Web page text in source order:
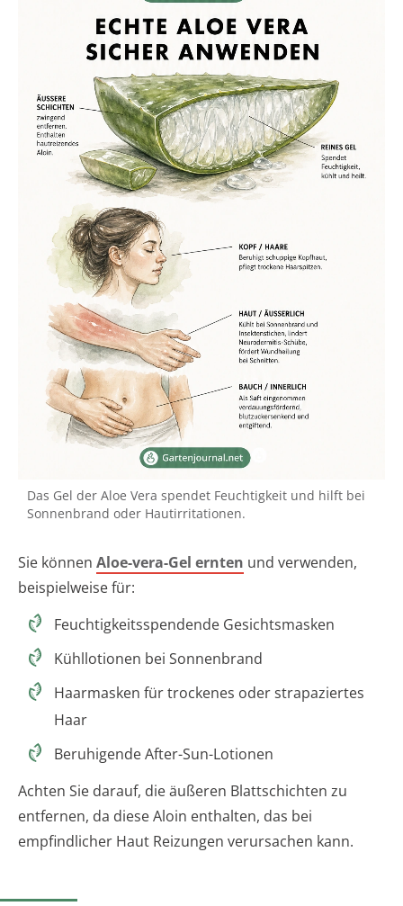
Das Gel der Aloe Vera spendet Feuchtigkeit und hilft bei
Sonnenbrand oder Hautirritationen.
Sie können Aloe-vera-Gel ernten und verwenden,
beispielweise für:
Feuchtigkeitsspendende Gesichtsmasken
Kühllotionen bei Sonnenbrand
Haarmasken für trockenes oder strapaziertes
Haar
Beruhigende After-Sun-Lotionen
Achten Sie darauf, die äußeren Blattschichten zu
entfernen, da diese Aloin enthalten, das bei
empfindlicher Haut Reizungen verursachen kann.